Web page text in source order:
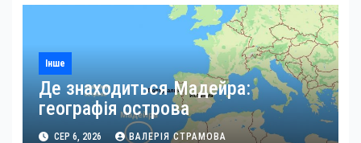
Інше
Де знаходиться Мадейра:
географія острова
СЕР 6, 2026 ВАЛЕРІЯ СТРАМОВА